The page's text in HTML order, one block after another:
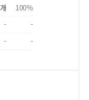
개 100%
-
-
- -